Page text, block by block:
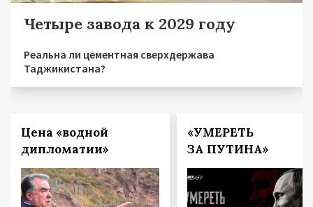
Четыре завода к 2029 году
Реальна ли цементная сверхдержава
Таджикистана?
Цена «водной
дипломатии»
«УМЕРЕТЬ
ЗА ПУТИНА»